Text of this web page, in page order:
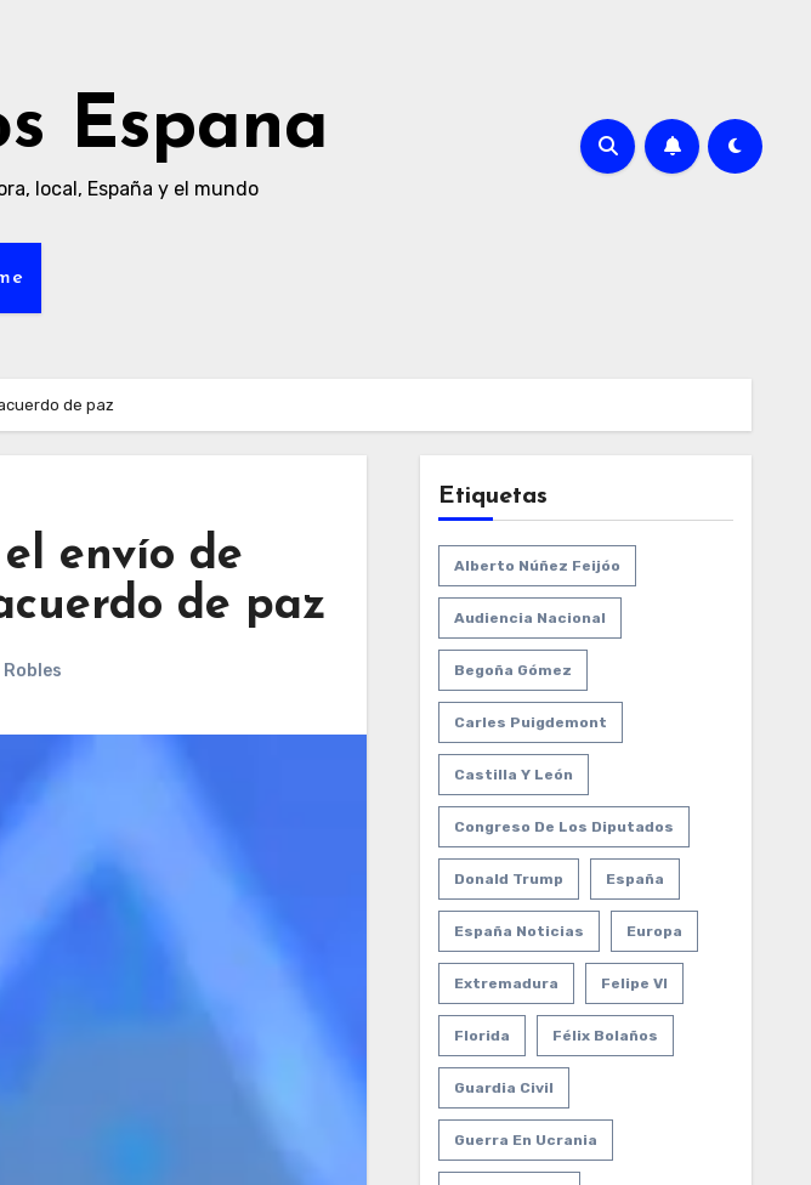
Espana
local, España y el mundo
de paz
envío de
de paz
Etiquetas
Alberto Núñez Feijóo
Audiencia Nacional
Begoña Gómez
Carles Puigdemont
Castilla Y León
Congreso De Los Diputados
Donald Trump España
España Noticias Europa
Extremadura Felipe VI
Florida Félix Bolaños
Guardia Civil
Guerra En Ucrania